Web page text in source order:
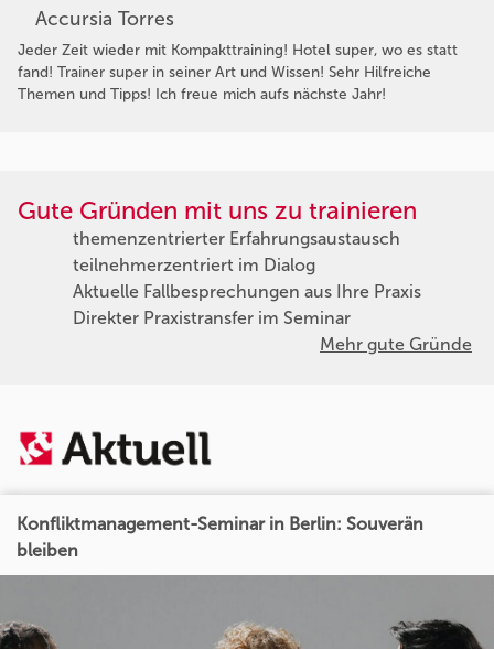
Accursia Torres
Jeder Zeit wieder mit Kompakttraining! Hotel super, wo es statt
fand! Trainer super in seiner Art und Wissen! Sehr Hilfreiche
Themen und Tipps! Ich freue mich aufs nächste Jahr!
Gute Gründen mit uns zu trainieren
themenzentrierter Erfahrungsaustausch
teilnehmerzentriert im Dialog
Aktuelle Fallbesprechungen aus Ihre Praxis
Direkter Praxistransfer im Seminar
Mehr gute Gründe
Konfliktmanagement-Seminar in Berlin: Souverän
bleiben